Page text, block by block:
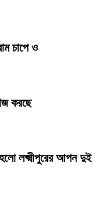
চাপে ও
করছে
লক্ষ্মীপুরের আপন দুই